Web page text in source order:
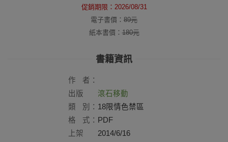
促銷期限： 2026/08/31
電子書價： 89元
紙本書價：180元
書籍資訊
作
者：
出版
社：
滾石移動
類
別： 18限情色禁區
格
式： PDF
上架
2014/6/16